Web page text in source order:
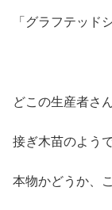
「グラフテッド
どこの生産者さ
接ぎ木苗のよう
本物かどうか、